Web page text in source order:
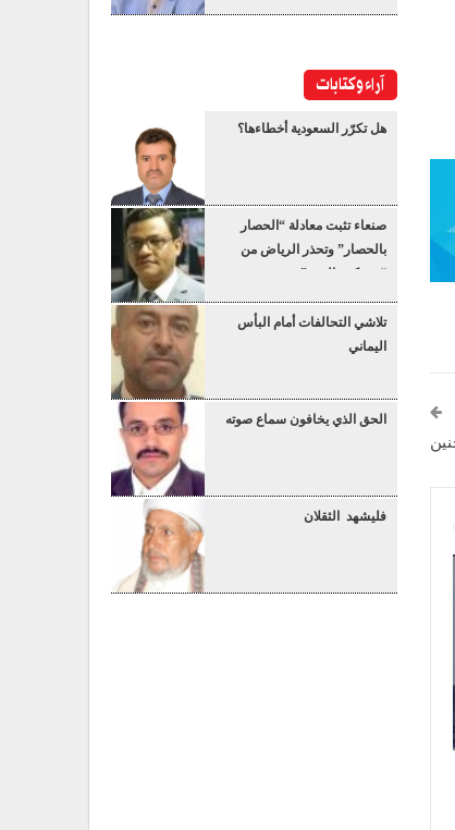
آراء وكتابات
هل تكرّر السعودية أخطاءها؟
صنعاء تثبت معادلة “الحصار
بالحصار” وتحذر الرياض من
“عسكرة البحر”
تلاشي التحالفات أمام البأس
اليماني
الحق الذي يخافون سماع صوته
فليشهد الثقلان